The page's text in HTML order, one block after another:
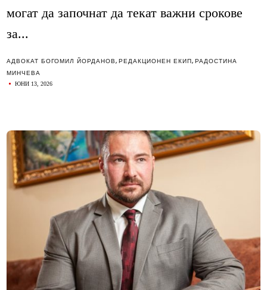
могат да започнат да текат важни срокове
за...
АДВОКАТ БОГОМИЛ ЙОРДАНОВ,РЕДАКЦИОНЕН ЕКИП,РАДОСТИНА
МИНЧЕВА
ЮНИ 13, 2026